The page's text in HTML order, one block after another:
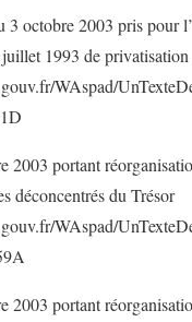
3 octobre 2003 pris pour
1993 de privatisation
WAspad/
2003 portant
déconcentrés du Trésor
WAspad/
2003 portant